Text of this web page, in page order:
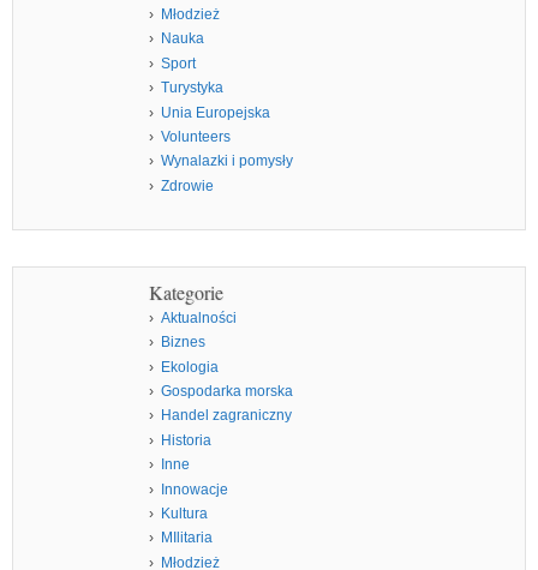
Młodzież
Nauka
Sport
Turystyka
Unia Europejska
Volunteers
Wynalazki i pomysły
Zdrowie
Kategorie
Aktualności
Biznes
Ekologia
Gospodarka morska
Handel zagraniczny
Historia
Inne
Innowacje
Kultura
MIlitaria
Młodzież